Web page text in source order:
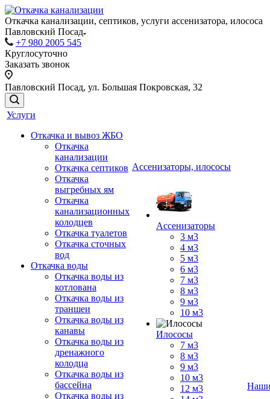
Откачка канализации, септиков, услуги ассенизатора, илососа
Павловский Посад
+7 980 2005 545
Круглосуточно
Заказать звонок
Павловский Посад, ул. Большая Покровская, 32
Услуги
Откачка и вывоз ЖБО
Откачка
канализации
Откачка септиков
Откачка
выгребных ям
Откачка
канализационных
колодцев
Откачка туалетов
Откачка сточных
вод
Откачка воды
Откачка воды из
котлована
Откачка воды из
траншеи
Откачка воды из
канавы
Откачка воды из
дренажного
колодца
Откачка воды из
бассейна
Откачка воды из
Ассенизаторы, илососы
Ассенизаторы
3 м3
4 м3
5 м3
6 м3
7 м3
8 м3
9 м3
10 м3
Илососы
7 м3
8 м3
9 м3
10 м3
12 м3